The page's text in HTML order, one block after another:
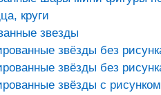
круги
звезды
звёзды без
звёзды без
звёзды с рисунком